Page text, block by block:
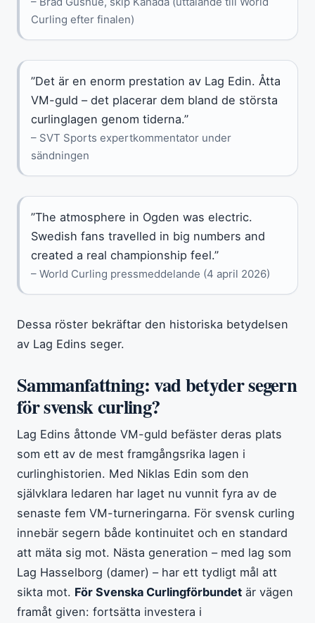
Curling efter finalen)
”Det är en enorm prestation av Lag Edin. Åtta
VM-guld – det placerar dem bland de största
curlinglagen genom tiderna.”
– SVT Sports expertkommentator under
sändningen
”The atmosphere in Ogden was electric.
Swedish fans travelled in big numbers and
created a real championship feel.”
– World Curling pressmeddelande (4 april 2026)
Dessa röster bekräftar den historiska betydelsen
av Lag Edins seger.
Sammanfattning: vad betyder segern
för svensk curling?
Lag Edins åttonde VM-guld befäster deras plats
som ett av de mest framgångsrika lagen i
curlinghistorien. Med Niklas Edin som den
självklara ledaren har laget nu vunnit fyra av de
senaste fem VM-turneringarna. För svensk curling
innebär segern både kontinuitet och en standard
att mäta sig mot. Nästa generation – med lag som
Lag Hasselborg (damer) – har ett tydligt mål att
sikta mot. För Svenska Curlingförbundet är vägen
framåt given: fortsätta investera i